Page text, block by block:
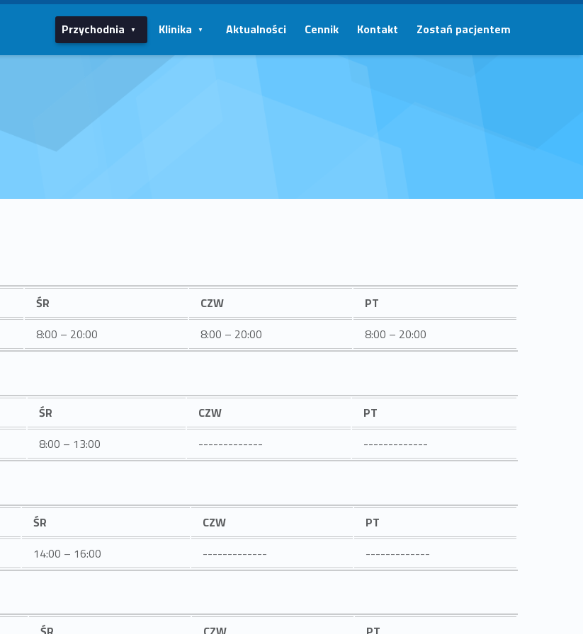
Przychodnia Klinika Aktualności Cennik Kontakt Zostań pacjentem
ŚR CZW
PT
8:00 – 20:00 8:00 – 20:00 8:00 – 20:00
ŚR CZW
PT
8:00 – 13:00 ------------- -------------
ŚR CZW
PT
14:00 – 16:00 ------------- -------------